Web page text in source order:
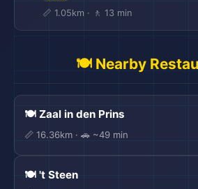
📏 1.05km · 🚶 13 min
🍽️ Nearby
🍽️ Zaal in den Prins
📏 16.36km · 🚗 ~49 min
🍽️ 't Steen